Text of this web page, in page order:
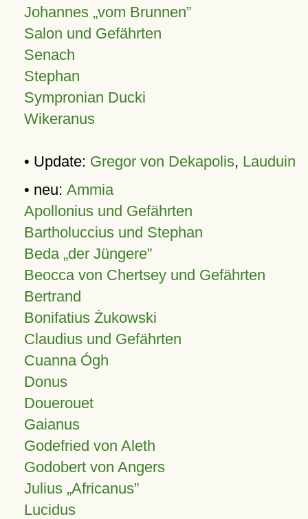
Johannes vom Brunnen
Salon und Gefährten
Senach
Stephan
Sympronian Ducki
Wikeranus
• Update: Gregor von Dekapolis, Lauduin
• neu: Ammia
Apollonius und Gefährten
Bartholuccius und Stephan
Beda „der Jüngere”
Beocca von Chertsey und Gefährten
Bertrand
Bonifatius Żukowski
Claudius und Gefährten
Cuanna Ógh
Donus
Douerouet
Gaianus
Godefried von Aleth
Godobert von Angers
Julius Africanus
Lucidus